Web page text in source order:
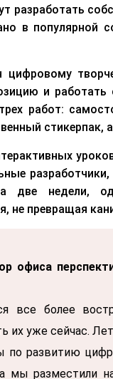
разработать
в популярной
цифровому
и
работ:
стикерпак,
две недели,
не превращая
офиса
все более
уже сейчас.
по развитию
мы разместили